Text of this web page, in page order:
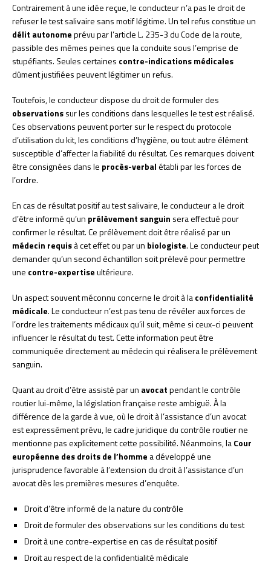
Contrairement à une idée reçue, le conducteur n’a pas le droit de
refuser le test salivaire sans motif légitime. Un tel refus constitue un
délit autonomeprévu par l’article L. 235-3 du Code de la route,
passible des mêmes peines que la conduite sous l’emprise de
stupéfiants. Seules certaines contre-indications médicales
dûment justifiées peuvent légitimer un refus.
Toutefois, le conducteur dispose du droit de formuler des
observationssur les conditions dans lesquelles le test est réalisé.
Ces observations peuvent porter sur le respect du protocole
d’utilisation du kit, les conditions d’hygiène, ou tout autre élément
susceptible d’affecter la fiabilité du résultat. Ces remarques doivent
être consignées dans le procès-verbalétabli par les forces de
l’ordre.
En cas de résultat positif au test salivaire, le conducteur a le droit
d’être informé qu’un prélèvement sanguin sera effectué pour
confirmer le résultat. Ce prélèvement doit être réalisé par un
médecin requisà cet effet ou par un biologiste. Le conducteur peut
demander qu’un second échantillon soit prélevé pour permettre
une contre-expertiseultérieure.
Un aspect souvent méconnu concerne le droit à laconfidentialité
médicale. Le conducteur n’est pas tenu de révéler aux forces de
l’ordre les traitements médicaux qu’il suit, même si ceux-ci peuvent
influencer le résultat du test. Cette information peut être
communiquée directement au médecin qui réalisera le prélèvement
sanguin.
Quant au droit d’être assisté par un avocatpendant le contrôle
routier lui-même, la législation française reste ambiguë. À la
différence de la garde à vue, où le droit à l’assistance d’un avocat
est expressément prévu, le cadre juridique du contrôle routier ne
mentionne pas explicitement cette possibilité. Néanmoins, laCour
européenne des droits de l’homme a développé une
jurisprudence favorable à l’extension du droit à l’assistance d’un
avocat dès les premières mesures d’enquête.
Droit d’être informé de la nature du contrôle
Droit de formuler des observations sur les conditions du test
Droit à une contre-expertise en cas de résultat positif
Droit au respect de la confidentialité médicale